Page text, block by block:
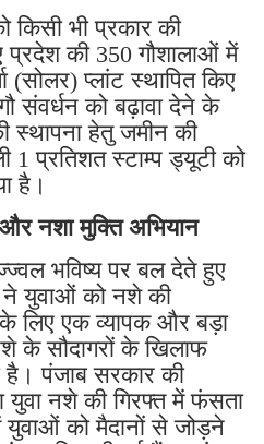
किसी भी प्रकार की
की 350 गौशालाओं में
प्लांट स्थापित किए
संवर्धन को बढ़ावा देने के
स्थापना हेतु जमीन की
1 प्रतिशत स्टाम्प ड्यूटी को
है।
नशा मुक्ति अभियान
भविष्य पर बल देते हुए
ने युवाओं को नशे की
लिए एक व्यापक और बड़ा
के सौदागरों के खिलाफ
है। पंजाब सरकार की
नशे की गिरफ्त में फंसता
युवाओं को मैदानों से जोड़ने